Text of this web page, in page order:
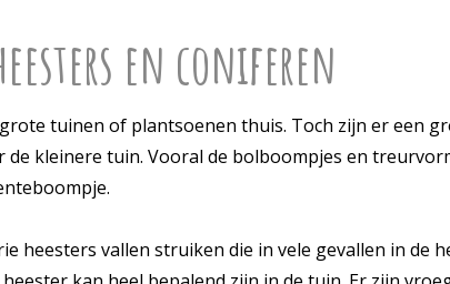
en coniferen
tuinen of plantsoenen thuis. Toch zijn er een
de kleinere tuin. Vooral de bolboompjes en
heesters vallen struiken die in vele gevallen in de